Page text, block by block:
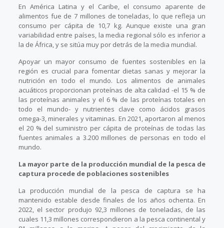
En América Latina y el Caribe, el consumo aparente de
alimentos fue de 7 millones de toneladas, lo que refleja un
consumo per cápita de 10,7 kg. Aunque existe una gran
variabilidad entre países, la media regional sólo es inferior a
la de África, y se sitúa muy por detrás de la media mundial.
Apoyar un mayor consumo de fuentes sostenibles en la
región es crucial para fomentar dietas sanas y mejorar la
nutrición en todo el mundo. Los alimentos de animales
acuáticos proporcionan proteínas de alta calidad -el 15 % de
las proteínas animales y el 6 % de las proteínas totales en
todo el mundo- y nutrientes clave como ácidos grasos
omega-3, minerales y vitaminas. En 2021, aportaron al menos
el 20 % del suministro per cápita de proteínas de todas las
fuentes animales a 3.200 millones de personas en todo el
mundo.
La mayor parte de la producción mundial de la pesca de
captura procede de poblaciones sostenibles
La producción mundial de la pesca de captura se ha
mantenido estable desde finales de los años ochenta. En
2022, el sector produjo 92,3 millones de toneladas, de las
cuales 11,3 millones correspondieron a la pesca continental y